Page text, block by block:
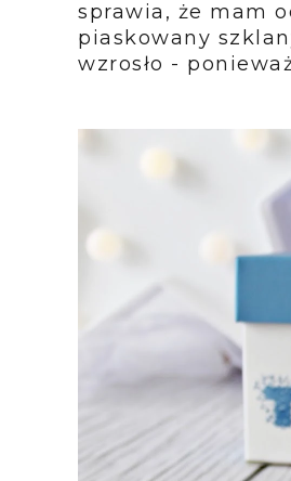
sprawia, że mam
piaskowany
wzrosło -